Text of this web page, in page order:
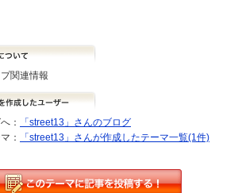
関連情報
：
「street13」さんのブログ
：
「street13」さんが作成したテーマ一覧(1件)